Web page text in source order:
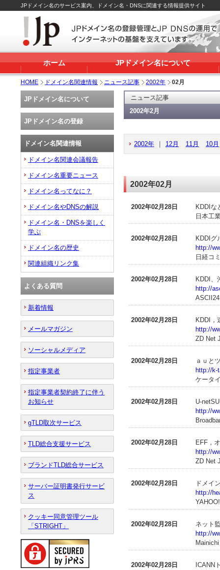
JPドメイン名のサービス案内、ドメイン名・DNSに関連する情報提供サイト
ホーム JPドメイン名について
HOME ドメイン名関連情報 ニュース記事 2002年 02月
ニュース記事
2002年2月
2002年 ｜ 12月 11月 10月
2002年02月
2002年02月28日
KDDIな
日本工
2002年02月28日
KDDIグ
http://
日経コ
2002年02月28日
KDDI、
http://
ASCII24
2002年02月28日
KDDI，
http://
ZD Net
2002年02月28日
ａｕと
http://k-
ケータ
2002年02月28日
U-
http://
2002年02月28日
EFF，
http://
ZD Net
2002年02月28日
ドメイ
http://
2002年02月28日
ネット
http://
2002年02月28日
ICANN
JPドメイン名について
JPドメイン名の登録
ドメイン名関連情報
ドメイン名関連会議報告
ドメイン名重要ニュース
ドメイン名ってなに？
ドメイン名やDNSの解説
ドメイン名・DNSを楽しく
学ぶ
ドメイン名の歴史
関連組織リンク集
よくある質問
新着情報
メールマガジン
ソーシャルメディア
指定事業者
指定事業者契約終了に伴う
お知らせ
gTLD取次サービス
TLD総合支援サービス
ブランドTLD総合サービス
サーバー証明書発行サービ
ス
クッキー同意管理ツール
「STRIGHT」